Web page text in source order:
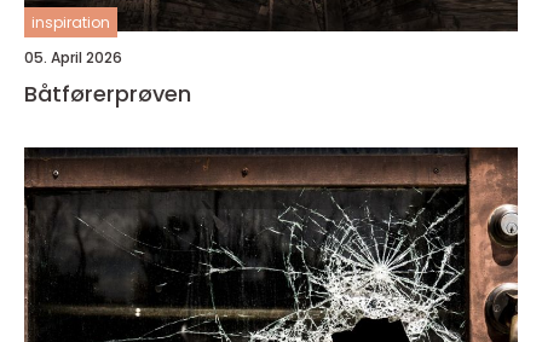
inspiration
05. April 2026
Båtførerprøven